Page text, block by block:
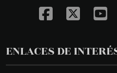
ENLACES DE